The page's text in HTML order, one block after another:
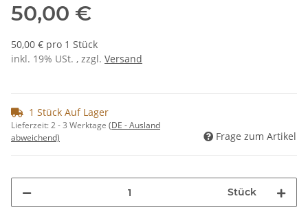
50,00 €
50,00 € pro 1 Stück
inkl. 19% USt. , zzgl. Versand
1 Stück Auf Lager
Lieferzeit:2 - 3 Werktage (DE - Ausland
abweichend)
Frage zum Artikel
Stück